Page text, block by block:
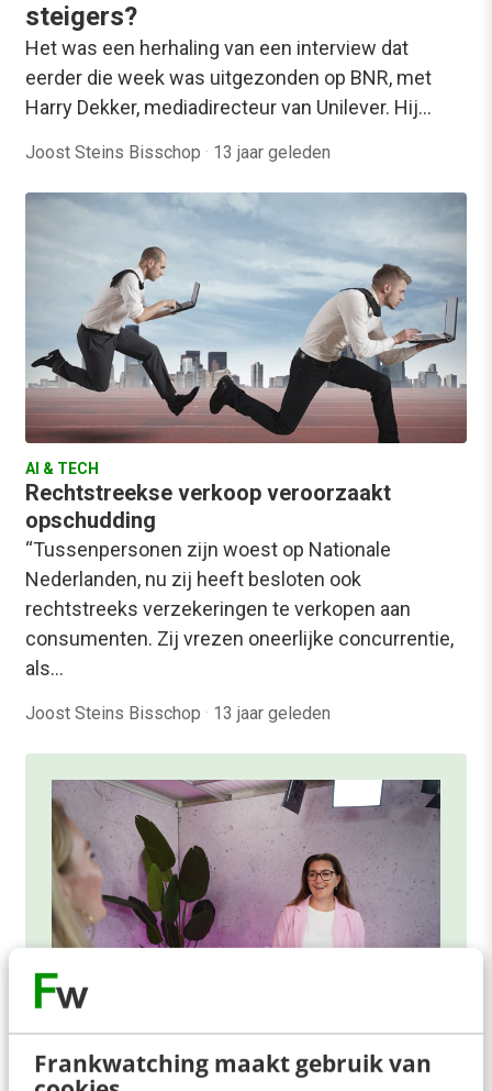
Frankwatching maakt gebruik van
steigers?
Het was een herhaling van een interview dat
eerder die week was uitgezonden op BNR, met
Harry Dekker, mediadirecteur van Unilever. Hij…
Joost Steins Bisschop · 13 jaar geleden
AI & TECH
Rechtstreekse verkoop veroorzaakt
opschudding
“Tussenpersonen zijn woest op Nationale
Nederlanden, nu zij heeft besloten ook
rechtstreeks verzekeringen te verkopen aan
consumenten. Zij vrezen oneerlijke concurrentie,
als…
Joost Steins Bisschop · 13 jaar geleden
ONLINE MASTERCLASS